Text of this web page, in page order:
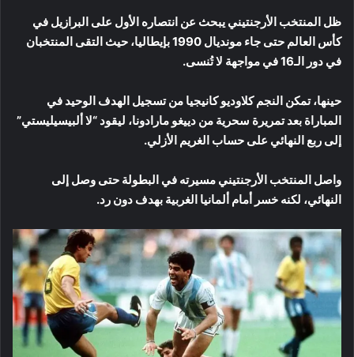
ظل المنتخب الأرجنتيني يبحث عن انتصاره الأول على البرازيل في
كأس العالم حتى جاء مونديال 1990 بإيطاليا، حيث التقى المنتخبان
في دور الـ16 في مواجهة لا تُنسى.
حينها، تمكن النجم كلاوديو كانيجيا من تسجيل الهدف الوحيد في
المباراة بعد تمريرة سحرية من دييغو مارادونا، ليقود “لا ألبيسيليستي”
إلى ربع النهائي على حساب الغريم الأزلي.
واصل المنتخب الأرجنتيني مسيرته في البطولة حتى وصل إلى
النهائي، لكنه خسر أمام ألمانيا الغربية بهدف دون رد.